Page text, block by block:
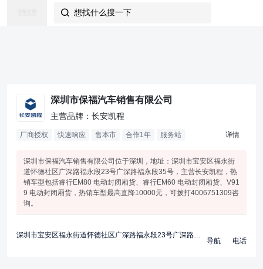
 想找什么搜一下
深圳市保福汽车销售有限公司
主营品牌：长安凯程
厂商授权 快速响应 售本市 合作1年 服务站 详情
深圳市保福汽车销售有限公司位于深圳，地址：深圳市宝安区福永街
道怀德社区广深路福永段23号广深路福永段35号，主营长安凯程，热
销车型包括睿行EM80 电动封闭厢货、睿行EM60 电动封闭厢货、V91
9 电动封闭厢货，热销车型最高直降10000元，可拨打4006751309咨
询。
深圳市宝安区福永街道怀德社区广深路福永段23号广深路福永段35号
导航 电话